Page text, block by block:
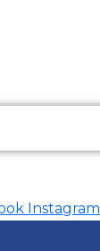
Instagram